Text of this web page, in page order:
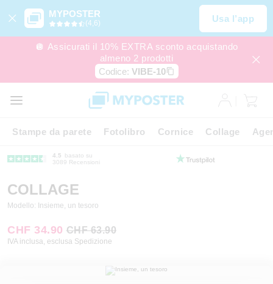
MYPOSTER
(4,6) Usa l’app
🪩 Assicurati il 10% EXTRA sconto acquistando
almeno 2 prodotti
Codice: VIBE-10
Stampe da parete Fotolibro Cornice Collage
4.5
basato su
3089 Recensioni
COLLAGE
Modello: Insieme, un tesoro
CHF 34.90 CHF 63.90
IVA inclusa, esclusa Spedizione